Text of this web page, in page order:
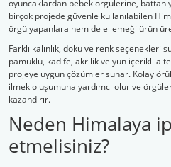
oyuncaklardan bebek örgülerine,
birçok projede güvenle kullanılabilen
örgü yapanlara hem de el emeği ürün
Farklı kalınlık, doku ve renk seçenekleri
pamuklu, kadife, akrilik ve yün içerikli
projeye uygun çözümler sunar. Kolay
ilmek oluşumuna yardımcı olur ve
kazandırır.
Neden Himalaya
etmelisiniz?